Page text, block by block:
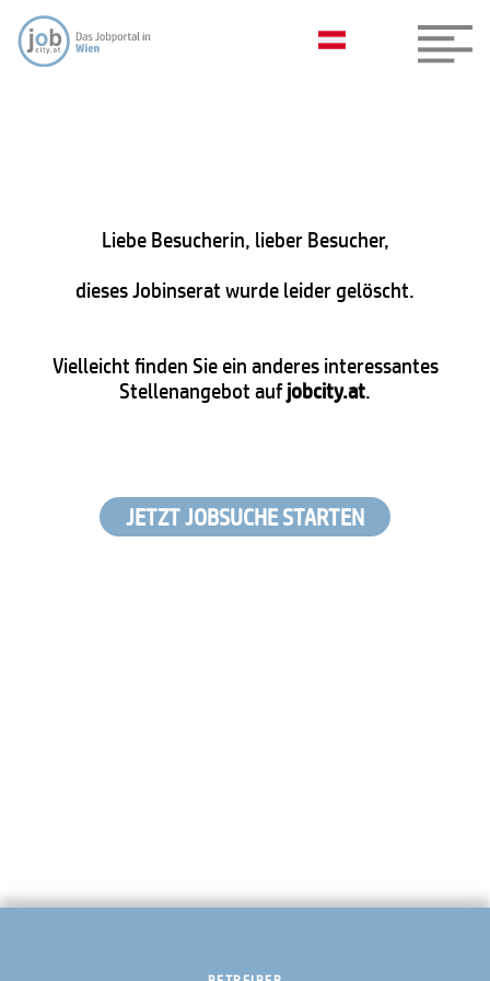
Liebe Besucherin, lieber Besucher,
dieses Jobinserat wurde leider gelöscht.
Vielleicht finden Sie ein anderes interessantes
Stellenangebot aufjobcity.at.
JETZT JOBSUCHE STARTEN